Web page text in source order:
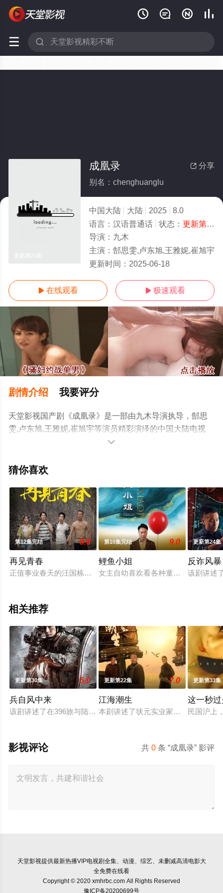
   
 
 分享
成凰录
别名：chenghuanglu
中国大陆 大陆 2025
8.0
语言： 汉语普通话 状态： 更新第24集
导演： 九木
主演： 郜思雯,卢东旭,王雅妮,崔旭宇
更新时间： 2025-06-18
 在线观看  极速观看
剧情介绍 我要评分
天堂影视国产剧《成凰录》是一部由九木导演执导，郜思
雯,卢东旭,王雅妮,崔旭宇等演员精彩演绎的中国大陆电视
剧，手机免费在线观看高清无删减完整版电视剧全集就上
或剧情网等平台了解。

猜你喜欢
第12集完结 8.0
再见青春
正值事业春天的汪国栋（崔雨鑫 饰）在一个风和日丽的下午，
第10集完结 9.0
鲤鱼小姐
女主自幼喜欢看各种童话书籍，她曾
更新第24集
反诈风暴
该剧讲述
相关推荐
更新第30集 5.0
兵自风中来
该剧讲述了在396旅与陆军步兵学院联合举办的小型军事演习中
更新第22集 7.0
江海潮生
本剧讲述了状元实业家张謇创办大生
更新第33集
这一秒
民国沪上
共0 条 “成凰录” 影评
影视评论
天堂影视提供最新热播VIP电视剧全集、动漫、综艺、未删减高清电影大
全免费在线看
Copyright © 2020 xmhrbc.com All Rights Reserved
豫ICP备20200699号